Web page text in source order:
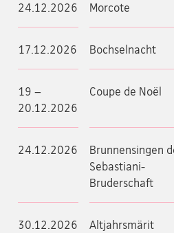
24.12.2026
Morcote
17.12.2026 Bochselnacht
19 –
20.12.2026
Coupe de Noël
24.12.2026
Brunnensingen
Sebastiani-
Bruderschaft
30.12.2026 Altjahrsmärit